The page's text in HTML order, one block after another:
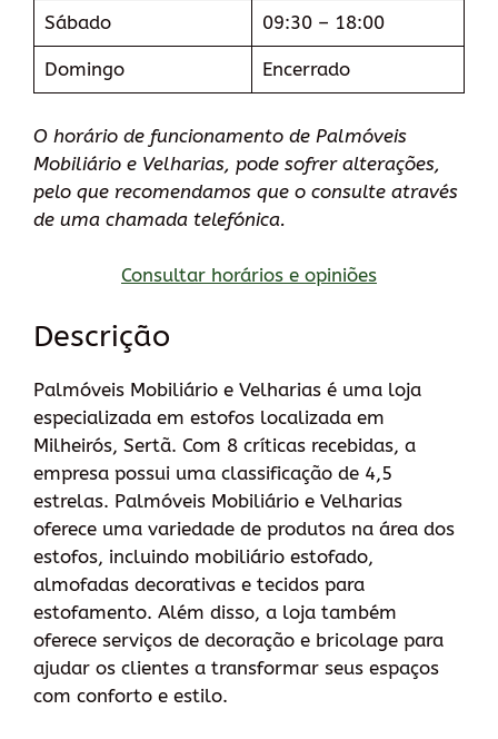
Sábado 09:30 – 18:00
Domingo Encerrado
O horário de funcionamento de Palmóveis
Mobiliário e Velharias, pode sofrer alterações,
pelo que recomendamos que o consulte através
de uma chamada telefónica.
Consultar horários e opiniões
Descrição
Palmóveis Mobiliário e Velharias é uma loja
especializada em estofos localizada em
Milheirós, Sertã. Com 8 críticas recebidas, a
empresa possui uma classificação de 4,5
estrelas. Palmóveis Mobiliário e Velharias
oferece uma variedade de produtos na área dos
estofos, incluindo mobiliário estofado,
almofadas decorativas e tecidos para
estofamento. Além disso, a loja também
oferece serviços de decoração e bricolage para
ajudar os clientes a transformar seus espaços
com conforto e estilo.